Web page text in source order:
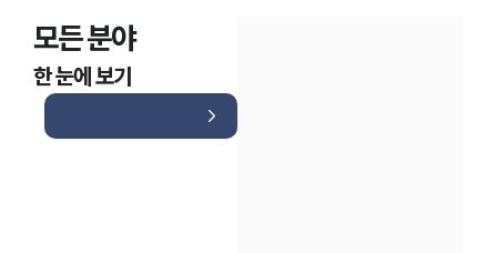
모든 분야
한 눈에 보기